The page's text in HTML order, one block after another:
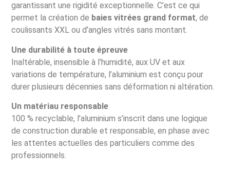
garantissant une rigidité exceptionnelle. C’est ce qui
permet la création de baies vitrées grand format, de
coulissants XXL ou d’angles vitrés sans montant.
Une durabilité à toute épreuve
Inaltérable, insensible à l’humidité, aux UV et aux
variations de température, l’aluminium est conçu pour
durer plusieurs décennies sans déformation ni altération.
Un matériau responsable
100 % recyclable, l’aluminium s’inscrit dans une logique
de construction durable et responsable, en phase avec
les attentes actuelles des particuliers comme des
professionnels.